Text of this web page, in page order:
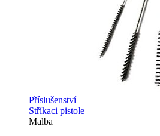
Příslušenství
Stříkaci pistole
Malba